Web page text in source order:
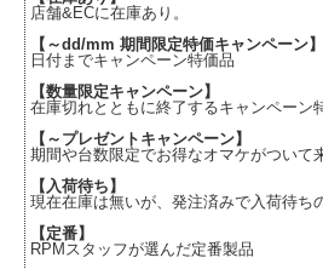
店舗&ECに在庫あり。
【～dd/mm 期間限定特価キャンペーン】
日付までキャンペーン特価品
【数量限定キャンペーン】
在庫切れとともに終了するキャンペーン
【～プレゼントキャンペーン】
期間や台数限定でお得なオマケがついて
【入荷待ち】
現在在庫は無いが、発注済みで入荷待ち
【定番】
RPMスタッフが選んだ定番製品